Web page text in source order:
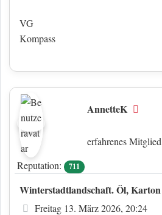
VG
Kompass
AnnetteK
erfahrenes Mitglied
Reputation:
711
Winterstadtlandschaft. Öl, Karton
Beitrag
Freitag 13. März 2026, 20:24